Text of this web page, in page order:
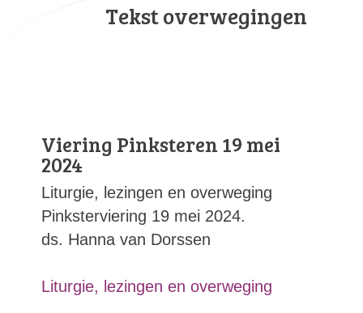
Tekst overwegingen
Viering Pinksteren 19 mei
2024
Liturgie, lezingen en overweging
Pinksterviering 19 mei 2024.
ds. Hanna van Dorssen
Liturgie, lezingen en overweging